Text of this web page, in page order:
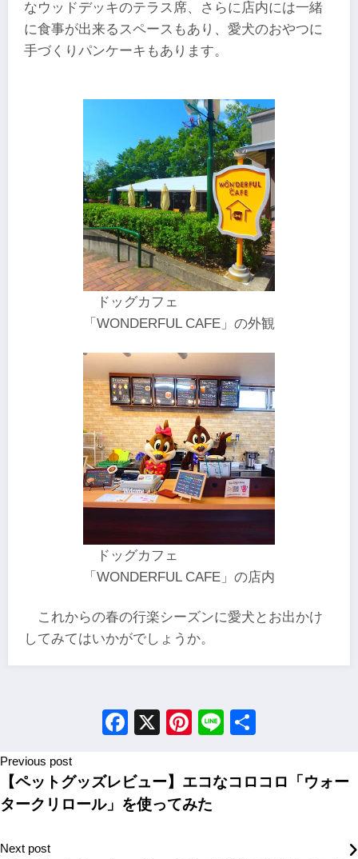
なウッドデッキのテラス席、さらに店内には一緒
に食事が出来るスペースもあり、愛犬のおやつに
手づくりパンケーキもあります。
ドッグカフェ
「WONDERFUL CAFE」の外観
ドッグカフェ
「WONDERFUL CAFE」の店内
これからの春の行楽シーズンに愛犬とお出かけ
してみてはいかがでしょうか。
Facebook
X Pinterest
Line
Previous post
【ペットグッズレビュー】エコなコロコロ「ウォー
タークリロール」を使ってみた
Next post